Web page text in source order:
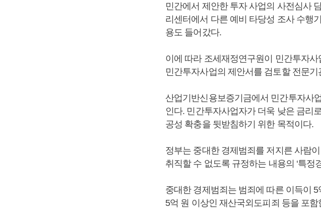
민간에서 제안한 투자 사업의 사전심사
리센터에서 다른 예비 타당성 조사 수행
용도 들어갔다.
이에 따라 조세재정연구원이 민간투자
민간투자사업의 제안서를 검토할 전문
산업기반신용보증기금에서 민간투자사
인다. 민간투자사업자가 더욱 낮은 금리
공성 확충을 뒷받침하기 위한 목적이다.
정부는 중대한 경제범죄를 저지른 사람
취직할 수 없도록 규정하는 내용의 ‘특정
중대한 경제범죄는 범죄에 따른 이득이
5억 원 이상인 재산국외도피죄 등을 포